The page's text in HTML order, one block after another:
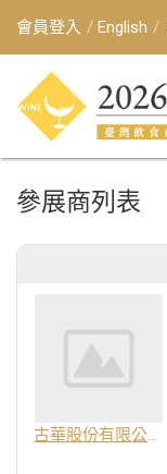
會員登入 English
參展商列表
古華股份有限公司